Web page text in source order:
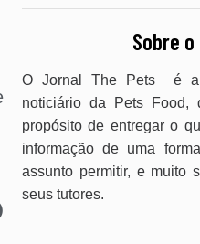
Sobre
O Jornal The Pets é a
noticiário da Pets Food,
propósito de entregar o
informação de uma
assunto permitir, e muito
seus tutores.